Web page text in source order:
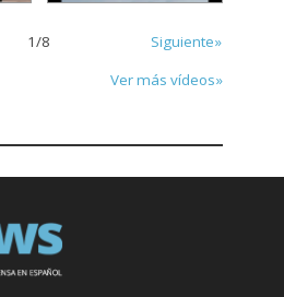
1/8
Siguiente»
Ver más vídeos»